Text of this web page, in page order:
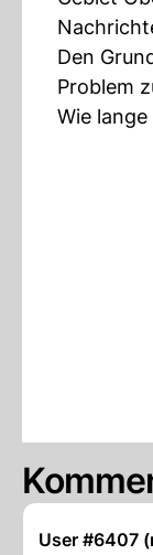
Den
Problem
Wie
User #6407